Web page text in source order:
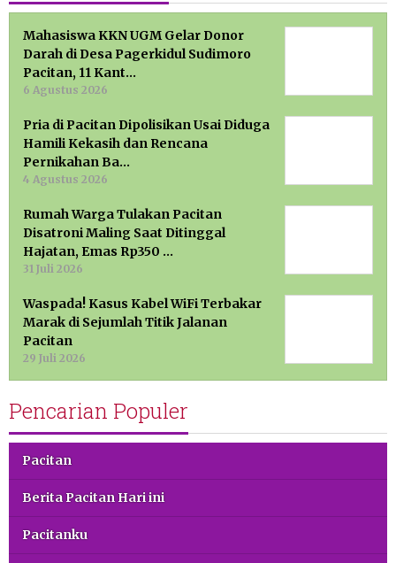
Mahasiswa KKN UGM Gelar Donor
Darah di Desa Pagerkidul Sudimoro
Pacitan, 11 Kant…
6 Agustus 2026
Pria di Pacitan Dipolisikan Usai Diduga
Hamili Kekasih dan Rencana
Pernikahan Ba…
4 Agustus 2026
Rumah Warga Tulakan Pacitan
Disatroni Maling Saat Ditinggal
Hajatan, Emas Rp350 …
31 Juli 2026
Waspada! Kasus Kabel WiFi Terbakar
Marak di Sejumlah Titik Jalanan
Pacitan
29 Juli 2026
Pencarian Populer
Pacitan
Berita Pacitan Hari ini
Pacitanku